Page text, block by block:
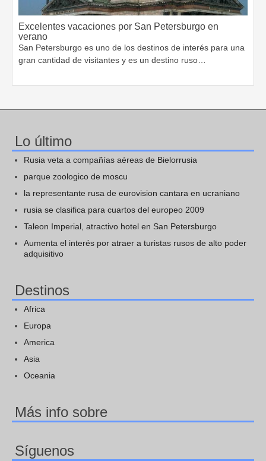
Excelentes vacaciones por San Petersburgo en
verano
San Petersburgo es uno de los destinos de interés para una
gran cantidad de visitantes y es un destino ruso…
Lo último
Rusia veta a compañías aéreas de Bielorrusia
parque zoologico de moscu
la representante rusa de eurovision cantara en ucraniano
rusia se clasifica para cuartos del europeo 2009
Taleon Imperial, atractivo hotel en San Petersburgo
Aumenta el interés por atraer a turistas rusos de alto poder
adquisitivo
Destinos
Africa
Europa
America
Asia
Oceania
Más info sobre
Síguenos